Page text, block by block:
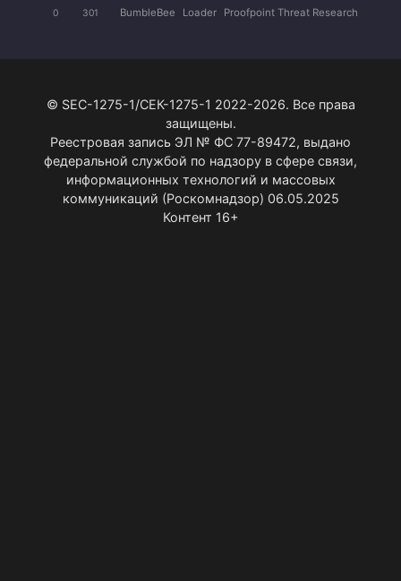
0 301 BumbleBee Loader Proofpoint Threat Research
© SEC-1275-1/СЕК-1275-1 2022-2026. Все права
защищены.
Реестровая запись ЭЛ № ФС 77-89472, выдано
федеральной службой по надзору в сфере связи,
информационных технологий и массовых
коммуникаций (Роскомнадзор) 06.05.2025
Контент 16+